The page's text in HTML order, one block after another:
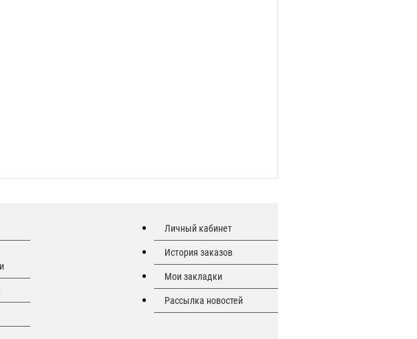
Личный кабинет
История заказов
Мои закладки
Рассылка новостей